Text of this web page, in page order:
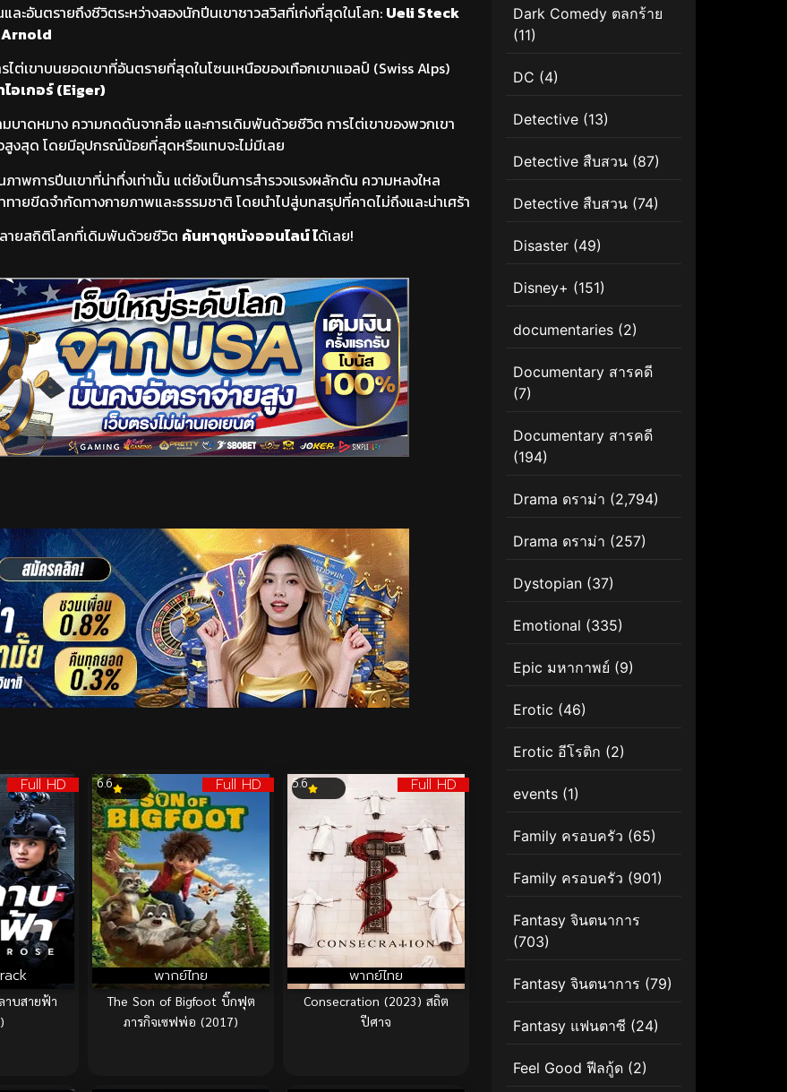
ละอันตรายถึงชีวิตระหว่างสองนักปีนเขาชาวสวิสที่เก่งที่สุดในโลก: Ueli Steck
ไต่เขาบนยอดเขาที่อันตรายที่สุดในโซนเหนือของเทือกเขาแอลป์ (Swiss Alps)
ไอเกอร์ (Eiger)
บาดหมาง ความกดดันจากสื่อ และการเดิมพันด้วยชีวิต การไต่เขาของพวกเขา
สูงสุด โดยมีอุปกรณ์น้อยที่สุดหรือแทบจะไม่มีเลย
าพการปีนเขาที่น่าทึ่งเท่านั้น แต่ยังเป็นการสำรวจแรงผลักดัน ความหลงใหล
ยขีดจำกัดทางกายภาพและธรรมชาติ โดยนำไปสู่บทสรุปที่คาดไม่ถึงและน่าเศร้า
ายสถิติโลกที่เดิมพันด้วยชีวิต ค้นหาดูหนังออนไลน์ ได้เลย!
Full HD
าบสายฟ้า
Full HD
พากย์ไทย
6.6
The Son of Bigfoot บิ๊กฟุต
ภารกิจเซฟพ่อ (2017)
Full HD
พากย์ไทย
5.6
Consecration (2023) สถิต
ปีศาจ
Dark Comedy ตลกร้าย
(11)
DC (4)
Detective (13)
Detective สืบสวน (87)
Detective สืบสวน (74)
Disaster (49)
Disney+ (151)
documentaries (2)
Documentary สารคดี
(7)
Documentary สารคดี
(194)
Drama ดราม่า (2,794)
Drama ดราม่า (257)
Dystopian (37)
Emotional (335)
Epic มหากาพย์ (9)
Erotic (46)
Erotic อีโรติก (2)
events (1)
Family ครอบครัว (65)
Family ครอบครัว (901)
Fantasy จินตนาการ
(703)
Fantasy จินตนาการ (79)
Fantasy แฟนตาซี (24)
Feel Good ฟีลกู้ด (2)